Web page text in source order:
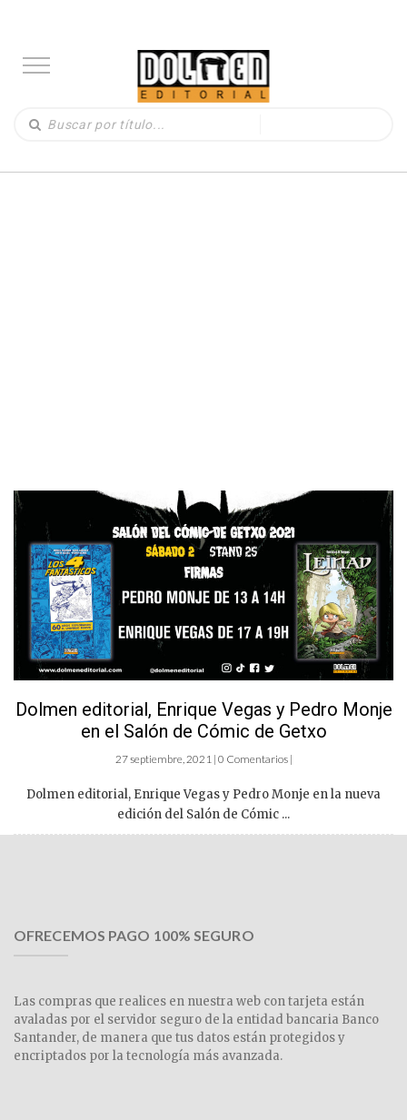
Dolmen editorial, Enrique Vegas y Pedro Monje
en el Salón de Cómic de Getxo
27 septiembre, 2021 | 0 Comentarios |
Dolmen editorial, Enrique Vegas y Pedro Monje en la nueva
edición del Salón de Cómic ...
OFRECEMOS PAGO 100% SEGURO
Las compras que realices en nuestra web con tarjeta están
avaladas por el servidor seguro de la entidad bancaria Banco
Santander, de manera que tus datos están protegidos y
encriptados por la tecnología más avanzada.